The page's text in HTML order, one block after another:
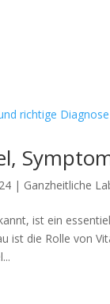
| Ganzheitliche
ist ein
ist die Rolle von